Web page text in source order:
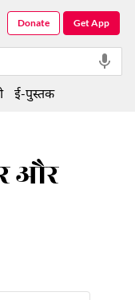
और
Get App
Donate
ई-पुस्तक